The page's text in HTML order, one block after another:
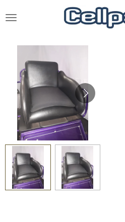
direct
hoofdinhoud